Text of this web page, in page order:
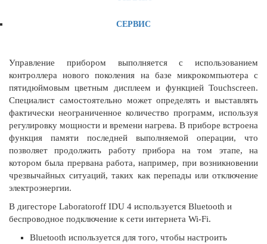
СЕРВИС
Управление прибором выполняется с использованием
контроллера нового поколения на базе микрокомпьютера с
пятидюймовым цветным дисплеем и функцией Touchscreen.
Специалист самостоятельно может определять и выставлять
фактически неограниченное количество программ, используя
регулировку мощности и времени нагрева. В приборе встроена
функция памяти последней выполняемой операции, что
позволяет продолжить работу прибора на том этапе, на
котором была прервана работа, например, при возникновении
чрезвычайных ситуаций, таких как перепады или отключение
электроэнергии.
В дигесторе Laboratoroff IDU 4 используется Bluetooth и
беспроводное подключение к сети интернета Wi-Fi.
Bluetooth используется для того, чтобы настроить